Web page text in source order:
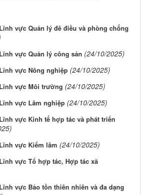
vực Quản lý đê điều và phòng chống
vực Quản lý công sản (24/10/2025)
vực Nông nghiệp (24/10/2025)
vực Môi trường (24/10/2025)
vực Lâm nghiệp (24/10/2025)
vực Kinh tế hợp tác và phát triển
vực Kiểm lâm (24/10/2025)
vực Tổ hợp tác, Hợp tác xã
vực Bảo tồn thiên nhiên và đa dạng